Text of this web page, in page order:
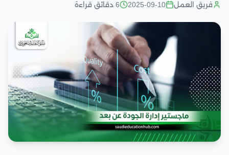
فريق العمل 2025-09-10 6 دقائق قراءة